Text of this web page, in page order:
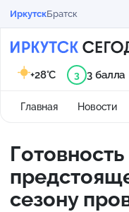
ИркутскБратск
Главная Новости
+28°C 3 3 балла
сезону